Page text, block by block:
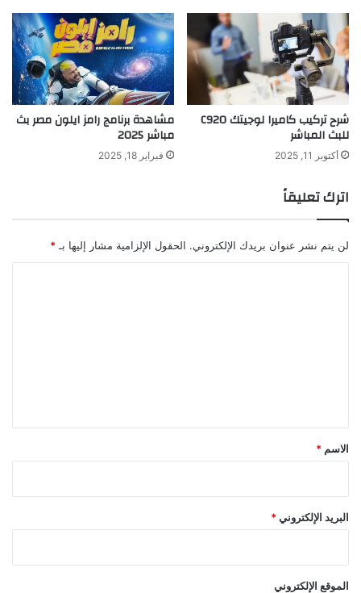
شرح تركيب كاميرا لوجيتك C920
للبث المباشر
أكتوبر 11, 2025
مشاهدة برنامج رامز ايلون مصر بث
مباشر 2025
فبراير 18, 2025
اترك تعليقاً
لن يتم نشر عنوان بريدك الإلكتروني. الحقول الإلزامية مشار إليها بـ *
*
الاسم *
البريد الإلكتروني *
الموقع الإلكتروني